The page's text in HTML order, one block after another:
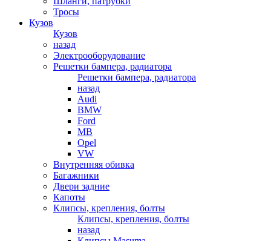
Тросы
Кузов
Кузов
назад
Электрооборудование
Решетки бампера, радиатора
Решетки бампера, радиатора
назад
Audi
BMW
Ford
MB
Opel
VW
Внутренняя обивка
Багажники
Двери задние
Капоты
Клипсы, крепления, болты
Клипсы, крепления, болты
назад